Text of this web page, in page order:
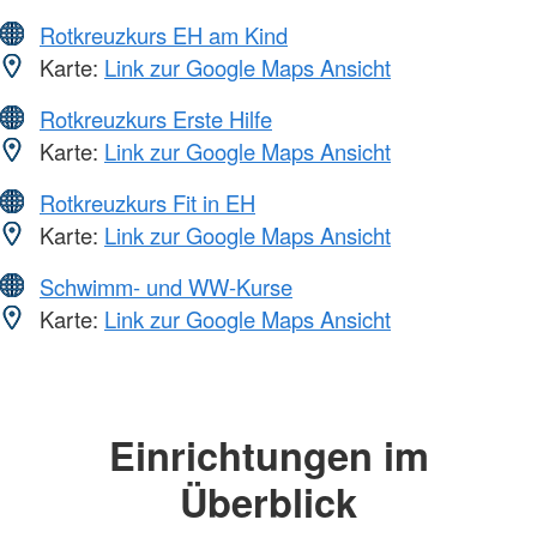
Rotkreuzkurs EH am Kind
Karte: Link zur Google Maps Ansicht
Rotkreuzkurs Erste Hilfe
Karte: Link zur Google Maps Ansicht
Rotkreuzkurs Fit in EH
Karte: Link zur Google Maps Ansicht
Schwimm- und WW-Kurse
Karte: Link zur Google Maps Ansicht
Einrichtungen im
Überblick